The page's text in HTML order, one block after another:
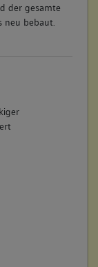
der gesamte
neu bebaut.